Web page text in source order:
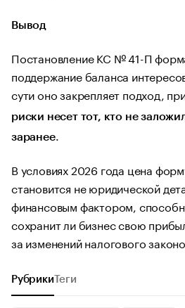
Вывод
Постановление КС № 41-П
поддержание баланса
сути оно закрепляет подход,
риски несет тот, кто не
заранее.
В условиях 2026 года цена
становится не юридической
финансовым фактором,
сохранит ли бизнес свою
за изменений налогового
Рубрики Теги